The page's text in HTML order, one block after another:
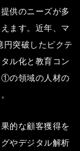
供のニーズが多
ます。近年、マ
円突破したピクテ
ル化と教育コン
①の領域の人材の
的な顧客獲得を
やデジタル解析